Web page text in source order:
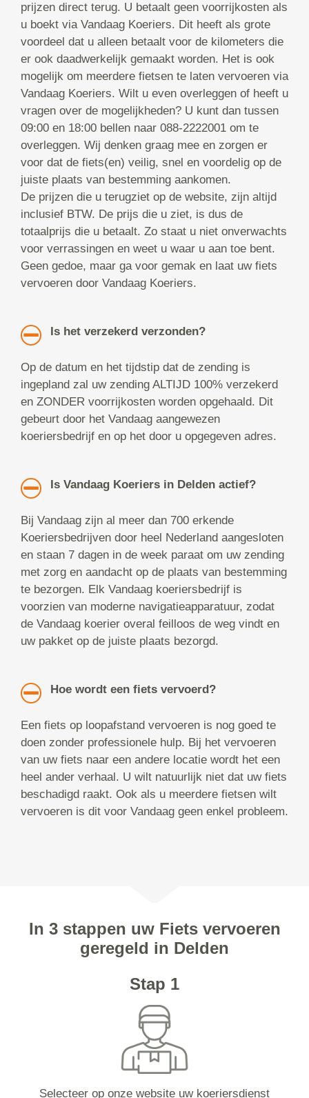
prijzen direct terug. U betaalt geen voorrijkosten als
u boekt via Vandaag Koeriers. Dit heeft als grote
voordeel dat u alleen betaalt voor de kilometers die
er ook daadwerkelijk gemaakt worden. Het is ook
mogelijk om meerdere fietsen te laten vervoeren via
Vandaag Koeriers. Wilt u even overleggen of heeft u
vragen over de mogelijkheden? U kunt dan tussen
09:00 en 18:00 bellen naar 088-2222001 om te
overleggen. Wij denken graag mee en zorgen er
voor dat de fiets(en) veilig, snel en voordelig op de
juiste plaats van bestemming aankomen.
De prijzen die u terugziet op de website, zijn altijd
inclusief BTW. De prijs die u ziet, is dus de
totaalprijs die u betaalt. Zo staat u niet onverwachts
voor verrassingen en weet u waar u aan toe bent.
Geen gedoe, maar ga voor gemak en laat uw fiets
vervoeren door Vandaag Koeriers.
Is het verzekerd verzonden?
Op de datum en het tijdstip dat de zending is
ingepland zal uw zending ALTIJD 100% verzekerd
en ZONDER voorrijkosten worden opgehaald. Dit
gebeurt door het Vandaag aangewezen
koeriersbedrijf en op het door u opgegeven adres.
Is Vandaag Koeriers in Delden actief?
Bij Vandaag zijn al meer dan 700 erkende
Koeriersbedrijven door heel Nederland aangesloten
en staan 7 dagen in de week paraat om uw zending
met zorg en aandacht op de plaats van bestemming
te bezorgen. Elk Vandaag koeriersbedrijf is
voorzien van moderne navigatieapparatuur, zodat
de Vandaag koerier overal feilloos de weg vindt en
uw pakket op de juiste plaats bezorgd.
Hoe wordt een fiets vervoerd?
Een fiets op loopafstand vervoeren is nog goed te
doen zonder professionele hulp. Bij het vervoeren
van uw fiets naar een andere locatie wordt het een
heel ander verhaal. U wilt natuurlijk niet dat uw fiets
beschadigd raakt. Ook als u meerdere fietsen wilt
vervoeren is dit voor Vandaag geen enkel probleem.
In 3 stappen uw Fiets vervoeren
geregeld in Delden
Stap 1
Selecteer op onze website uw koeriersdienst